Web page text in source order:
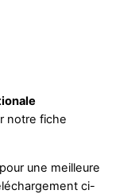
notre fiche
une meilleure
ci-